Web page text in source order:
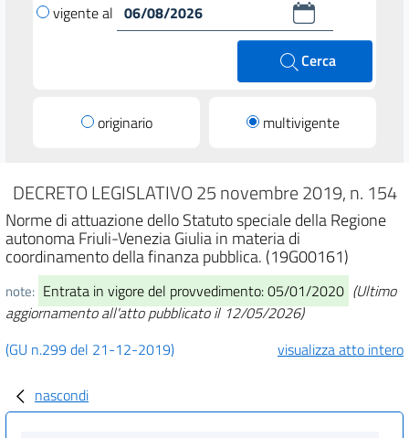
vigente al
Cerca
originario multivigente
DECRETO LEGISLATIVO 25 novembre 2019, n. 154
Norme di attuazione dello Statuto speciale della Regione
autonoma Friuli-Venezia Giulia in materia di
coordinamento della finanza pubblica. (19G00161)
note: Entrata in vigore del provvedimento: 05/01/2020 (Ultimo
aggiornamento all'atto pubblicato il 12/05/2026)
(GU n.299 del 21-12-2019)
visualizza atto intero
nascondi